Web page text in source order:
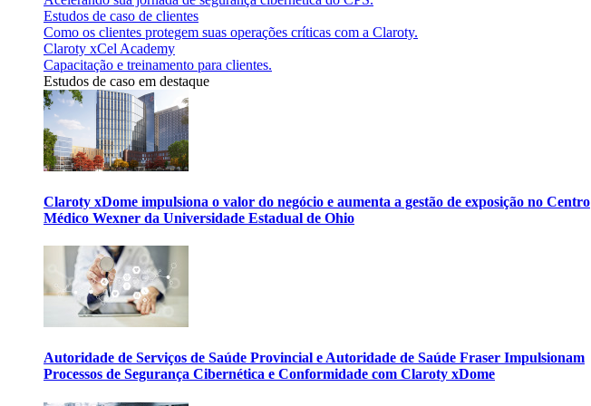
Estudos de caso de clientes
Como os clientes protegem suas operações críticas com a Claroty.
Claroty xCel Academy
Capacitação e treinamento para clientes.
Estudos de caso em destaque
Claroty xDome impulsiona o valor do negócio e aumenta a gestão de exposição no Centro
Médico Wexner da Universidade Estadual de Ohio
Autoridade de Serviços de Saúde Provincial e Autoridade de Saúde Fraser Impulsionam
Processos de Segurança Cibernética e Conformidade com Claroty xDome